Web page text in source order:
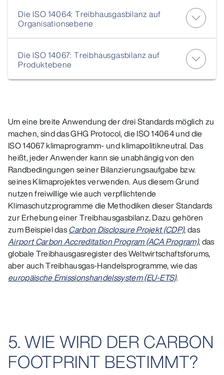
Die ISO 14064: Treibhausgasbilanz auf
Organisationsebene
Die ISO 14067: Treibhausgasbilanz auf
Produktebene
Um eine breite Anwendung der drei Standards möglich zu
machen, sind das GHG Protocol, die ISO 14064 und die
ISO 14067 klimaprogramm- und klimapolitikneutral. Das
heißt, jeder Anwender kann sie unabhängig von den
Randbedingungen seiner Bilanzierungsaufgabe bzw.
seines Klimaprojektes verwenden. Aus diesem Grund
nutzen freiwillige wie auch verpflichtende
Klimaschutzprogramme die Methodiken dieser Standards
zur Erhebung einer Treibhausgasbilanz. Dazu gehören
zum Beispiel dasCarbon Disclosure Projekt (CDP), das
Airport Carbon Accreditation Program (ACA Program), das
globale Treibhausgasregister des Weltwirtschaftsforums,
aber auch Treibhausgas-Handelsprogramme, wie das
europäische Emissionshandelssystem (EU-ETS).
5. WIE WIRD DER CARBON
FOOTPRINT BESTIMMT?